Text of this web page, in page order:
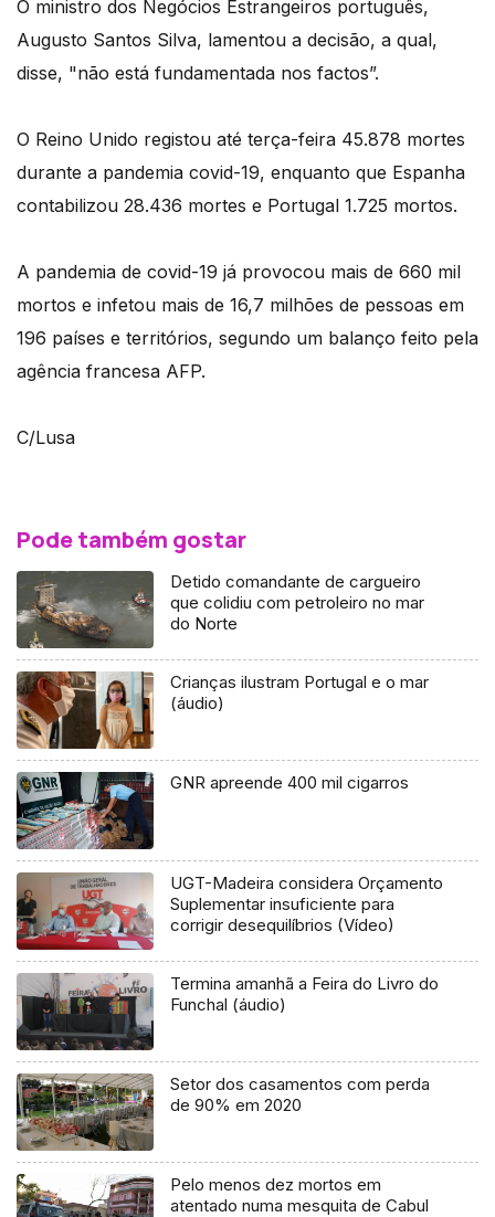
O ministro dos Negócios Estrangeiros português,
Augusto Santos Silva, lamentou a decisão, a qual,
disse, "não está fundamentada nos factos”.
O Reino Unido registou até terça-feira 45.878 mortes
durante a pandemia covid-19, enquanto que Espanha
contabilizou 28.436 mortes e Portugal 1.725 mortos.
A pandemia de covid-19 já provocou mais de 660 mil
mortos e infetou mais de 16,7 milhões de pessoas em
196 países e territórios, segundo um balanço feito pela
agência francesa AFP.
C/Lusa
Pode também gostar
Detido comandante de cargueiro
que colidiu com petroleiro no mar
do Norte
Crianças ilustram Portugal e o mar
(áudio)
GNR apreende 400 mil cigarros
UGT-Madeira considera Orçamento
Suplementar insuficiente para
corrigir desequilíbrios (Vídeo)
Termina amanhã a Feira do Livro do
Funchal (áudio)
Setor dos casamentos com perda
de 90% em 2020
Pelo menos dez mortos em
atentado numa mesquita de Cabul